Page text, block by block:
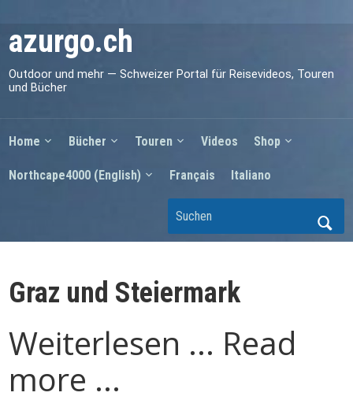
azurgo.ch
Outdoor und mehr — Schweizer Portal für Reisevideos, Touren
und Bücher
Home Bücher Touren Videos Shop
Northcape4000 (English) Français Italiano
Graz und Steiermark
Weiterlesen ... Read
more ...